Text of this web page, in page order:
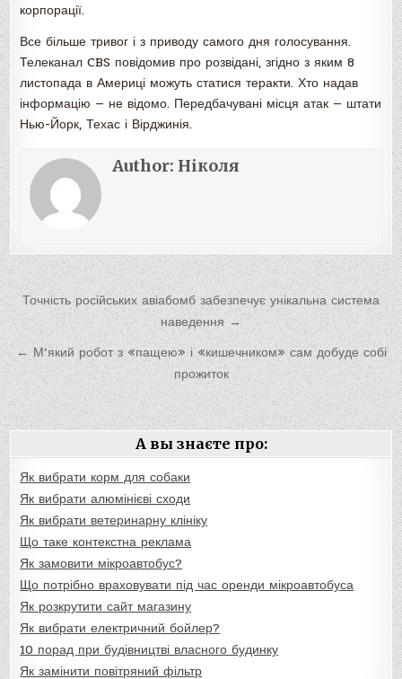
корпорації.
Все більше тривог і з приводу самого дня голосування.
Телеканал CBS повідомив про розвідані, згідно з яким 8
листопада в Америці можуть статися теракти. Хто надав
інформацію — не відомо. Передбачувані місця атак — штати
Нью-Йорк, Техас і Вірджинія.
Author: Ніколя
Навигация
по
записям
Точність російських авіабомб забезпечує унікальна система
наведення →
← М’який робот з «пащею» і «кишечником» сам добуде собі
прожиток
А вы знаєте про:
Як вибрати корм для собаки
Як вибрати алюмінієві сходи
Як вибрати ветеринарну клініку
Що таке контекстна реклама
Як замовити мікроавтобус?
Що потрібно враховувати під час оренди мікроавтобуса
Як розкрутити сайт магазину
Як вибрати електричний бойлер?
10 порад при будівництві власного будинку
Як замінити повітряний фільтр